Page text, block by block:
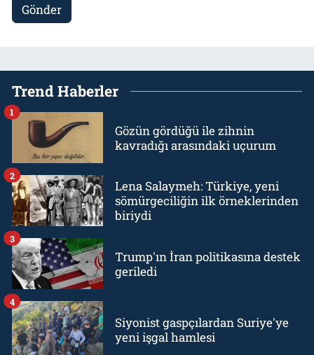
Gönder
Trend Haberler
Gözün gördüğü ile zihnin
kavradığı arasındaki uçurum
1
Lena Salaymeh: Türkiye, yeni
sömürgeciliğin ilk örneklerinden
biriydi
2
Trump'ın İran politikasına destek
geriledi
3
Siyonist gaspçılardan Suriye'ye
yeni işgal hamlesi
4